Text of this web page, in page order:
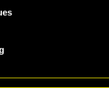
dans le menu
LA